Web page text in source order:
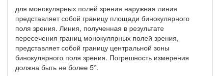
для монокулярных полей зрения наружная линия
представляет собой границу площади бинокулярного
поля зрения. Линия, полученная в результате
пересечения границ монокулярных полей зрения,
представляет собой границу центральной зоны
бинокулярного поля зрения. Погрешность измерения
должна быть не более 5°.